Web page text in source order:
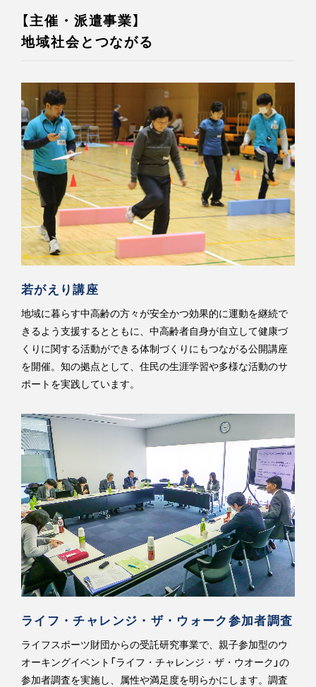
【主催・派遣事業】
地域社会とつながる
若がえり講座
地域に暮らす中高齢の方々が安全かつ効果的に運動を継続で
きるよう支援するとともに、中高齢者自身が自立して健康づ
くりに関する活動ができる体制づくりにもつながる公開講座
を開催。知の拠点として、住民の生涯学習や多様な活動のサ
ポートを実践しています。
ライフ・チャレンジ・ザ・ウォーク参加者調査
ライフスポーツ財団からの受託研究事業で、親子参加型のウ
オーキングイベント「ライフ・チャレンジ・ザ・ウオーク」の
参加者調査を実施し、属性や満足度を明らかにします。調査